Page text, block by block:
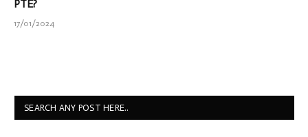
PTE?
17/01/2024
SEARCH ANY POST HERE..